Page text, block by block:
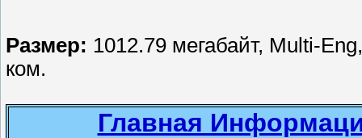
Размер: 1012.79 мегабайт, Multi-
ком.
Главная